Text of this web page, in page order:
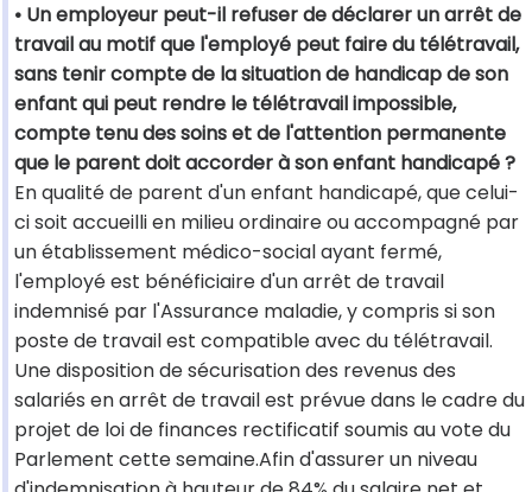
• Un employeur peut-il refuser de déclarer un arrêt de
travail au motif que l'employé peut faire du télétravail,
sans tenir compte de la situation de handicap de son
enfant qui peut rendre le télétravail impossible,
compte tenu des soins et de l'attention permanente
que le parent doit accorder à son enfant handicapé ?
En qualité de parent d'un enfant handicapé, que celui-
ci soit accueilli en milieu ordinaire ou accompagné par
un établissement médico-social ayant fermé,
l'employé est bénéficiaire d'un arrêt de travail
indemnisé par l'Assurance maladie, y compris si son
poste de travail est compatible avec du télétravail.
Une disposition de sécurisation des revenus des
salariés en arrêt de travail est prévue dans le cadre du
projet de loi de finances rectificatif soumis au vote du
Parlement cette semaine.Afin d'assurer un niveau